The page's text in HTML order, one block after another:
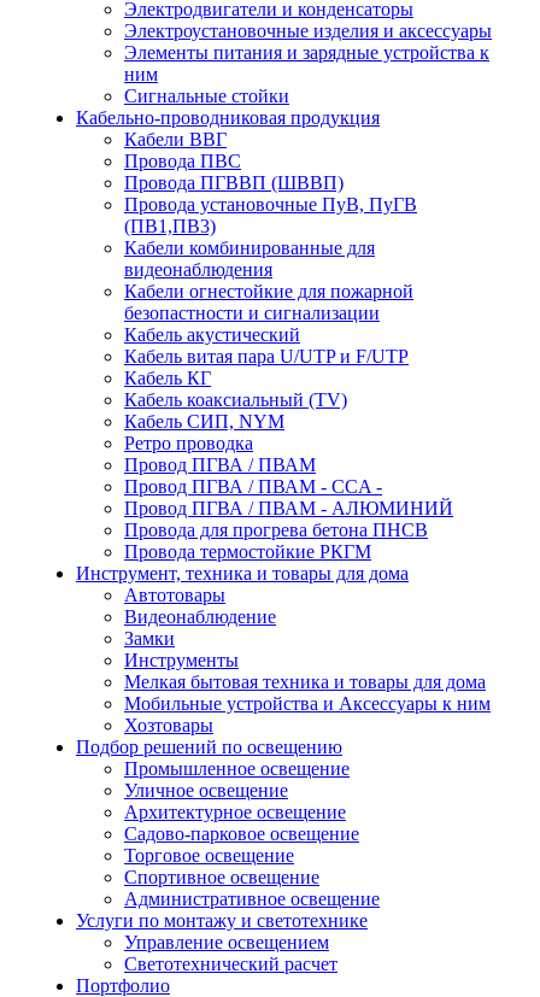
Электродвигатели и конденсаторы
Электроустановочные изделия и аксессуары
Элементы питания и зарядные устройства к
ним
Сигнальные стойки
Кабельно-проводниковая продукция
Кабели ВВГ
Провода ПВС
Провода ПГВВП (ШВВП)
Провода установочные ПуВ, ПуГВ
(ПВ1,ПВ3)
Кабели комбинированные для
видеонаблюдения
Кабели огнестойкие для пожарной
безопастности и сигнализации
Кабель акустический
Кабель витая пара U/UTP и F/UTP
Кабель КГ
Кабель коаксиальный (TV)
Кабель СИП, NYM
Ретро проводка
Провод ПГВА / ПВАМ
Провод ПГВА / ПВАМ - CCA -
Провод ПГВА / ПВАМ - АЛЮМИНИЙ
Провода для прогрева бетона ПНСВ
Провода термостойкие РКГМ
Инструмент, техника и товары для дома
Автотовары
Видеонаблюдение
Замки
Инструменты
Мелкая бытовая техника и товары для дома
Мобильные устройства и Аксессуары к ним
Хозтовары
Подбор решений по освещению
Промышленное освещение
Уличное освещение
Архитектурное освещение
Садово-парковое освещение
Торговое освещение
Спортивное освещение
Административное освещение
Услуги по монтажу и светотехнике
Управление освещением
Светотехнический расчет
Портфолио